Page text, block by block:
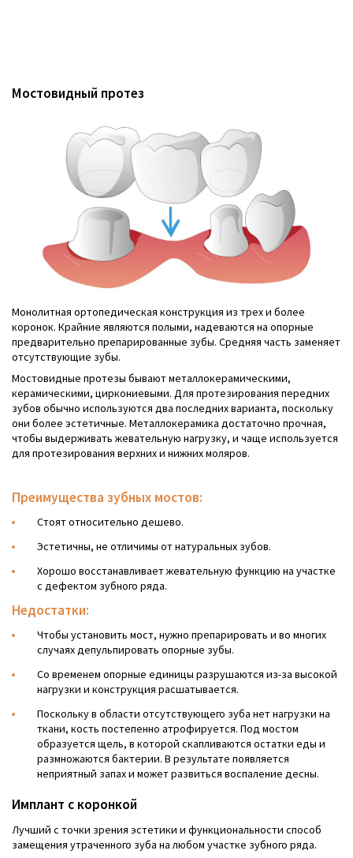
Мостовидный протез
Монолитная ортопедическая конструкция из трех и более
коронок. Крайние являются полыми, надеваются на опорные
предварительно препарированные зубы. Средняя часть заменяет
отсутствующие зубы.
Мостовидные протезы бывают металлокерамическими,
керамическими, циркониевыми. Для протезирования передних
зубов обычно используются два последних варианта, поскольку
они более эстетичные. Металлокерамика достаточно прочная,
чтобы выдерживать жевательную нагрузку, и чаще используется
для протезирования верхних и нижних моляров.
Преимущества зубных мостов:
Стоят относительно дешево.
Эстетичны, не отличимы от натуральных зубов.
Хорошо восстанавливает жевательную функцию на участке
с дефектом зубного ряда.
Недостатки:
Чтобы установить мост, нужно препарировать и во многих
случаях депульпировать опорные зубы.
Со временем опорные единицы разрушаются из-за высокой
нагрузки и конструкция расшатывается.
Поскольку в области отсутствующего зуба нет нагрузки на
ткани, кость постепенно атрофируется. Под мостом
образуется щель, в которой скапливаются остатки еды и
размножаются бактерии. В результате появляется
неприятный запах и может развиться воспаление десны.
Имплант с коронкой
Лучший с точки зрения эстетики и функциональности способ
замещения утраченного зуба на любом участке зубного ряда.